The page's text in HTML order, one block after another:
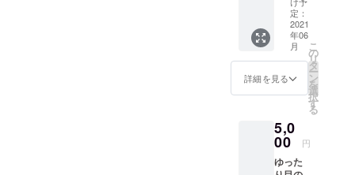
ろんな
上着や
パンツ
に合わ
せやす
いシン
プルス
タイ
材は、
しっか
り厚め
で長く
定：
2021
年06
月
詳細を見る
こ
の
リ
タ
ー
ン
を
選
択
す
る
5,0
00 円
ゆった